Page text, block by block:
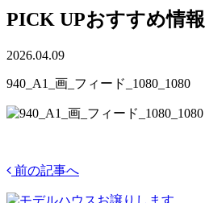
PICK UPおすすめ情報
2026.04.09
940_A1_画_フィード_1080_1080
前の記事へ